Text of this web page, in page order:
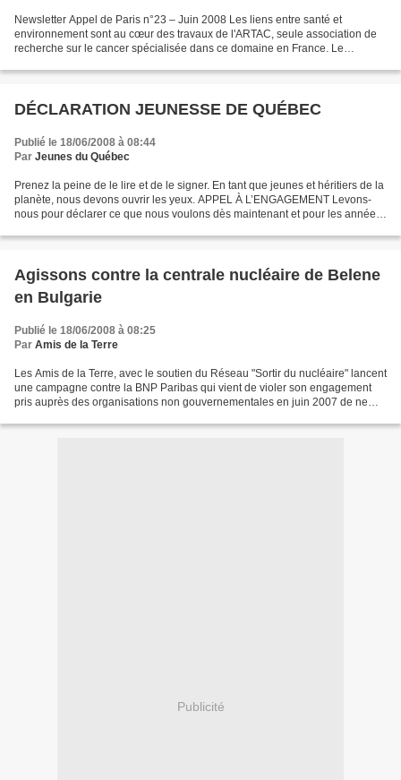
Newsletter Appel de Paris n°23 – Juin 2008 Les liens entre santé et
environnement sont au cœur des travaux de l'ARTAC, seule association de
recherche sur le cancer spécialisée dans ce domaine en France. Le
DÉCLARATION JEUNESSE DE QUÉBEC
Publié le 18/06/2008 à 08:44
Par Jeunes du Québec
Prenez la peine de le lire et de le signer. En tant que jeunes et héritiers de la
planète, nous devons ouvrir les yeux. APPEL À L’ENGAGEMENT Levons-
nous pour déclarer ce que nous voulons dès maintenant et pour les années
Agissons contre la centrale nucléaire de Belene
en Bulgarie
Publié le 18/06/2008 à 08:25
Par Amis de la Terre
Les Amis de la Terre, avec le soutien du Réseau "Sortir du nucléaire" lancent
une campagne contre la BNP Paribas qui vient de violer son engagement
pris auprès des organisations non gouvernementales en juin 2007 de ne
Publicité